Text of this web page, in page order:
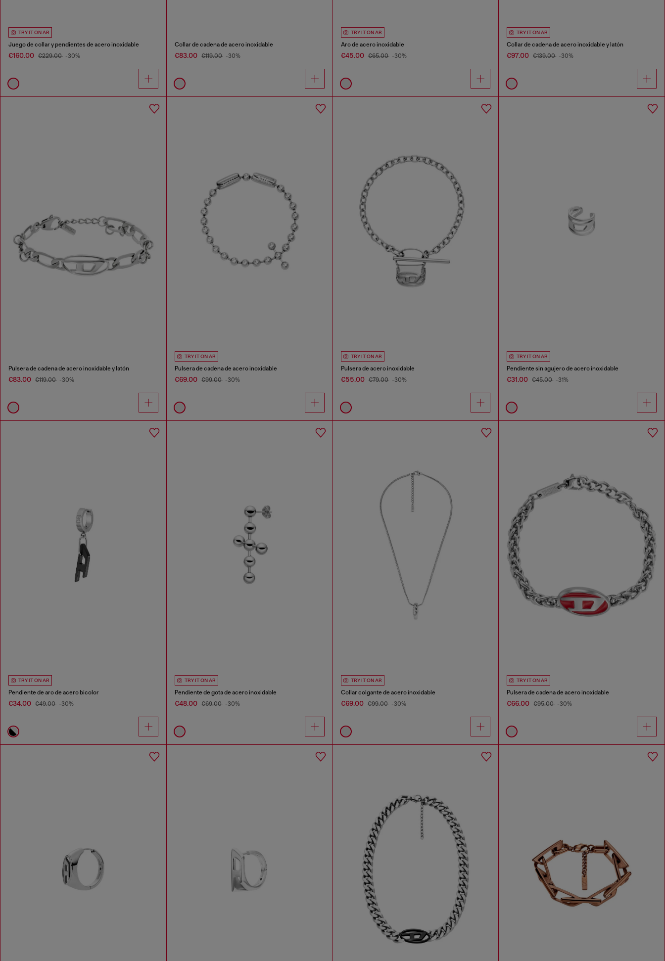
TRY IT ON AR
Juego de collar y pendientes de acero inoxidable
€160.00 €229.00 -30%
Collar de cadena de acero inoxidable
€83.00 €119.00 -30%
TRY IT ON AR
Aro de acero inoxidable
€45.00 €65.00 -30%
TRY IT ON AR
Collar de cadena de acero inoxidable y latón
€97.00 €139.00 -30%
Pulsera de cadena de acero inoxidable y latón
€83.00 €119.00 -30%
TRY IT ON AR
Pulsera de cadena de acero inoxidable
€69.00 €99.00 -30%
TRY IT ON AR
Pulsera de acero inoxidable
€55.00 €79.00 -30%
TRY IT ON AR
Pendiente sin agujero de acero inoxidable
€31.00 €45.00 -31%
TRY IT ON AR
Pendiente de aro de acero bicolor
€34.00 €49.00 -30%
TRY IT ON AR
Pendiente de gota de acero inoxidable
€48.00 €69.00 -30%
TRY IT ON AR
Collar colgante de acero inoxidable
€69.00 €99.00 -30%
TRY IT ON AR
Pulsera de cadena de acero inoxidable
€66.00 €95.00 -30%